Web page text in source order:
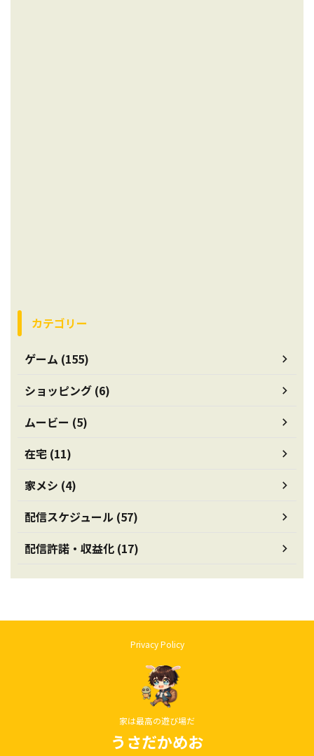
カテゴリー
ゲーム (155)
ショッピング (6)
ムービー (5)
在宅 (11)
家メシ (4)
配信スケジュール (57)
配信許諾・収益化 (17)
Privacy Policy
家は最高の遊び場だ
うさだかめお